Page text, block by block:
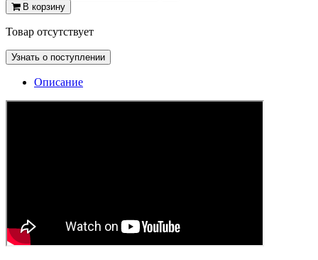
В корзину
Товар отсутствует
Узнать о поступлении
Описание